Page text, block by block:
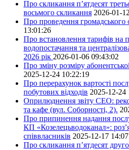
Про скликання п’ятдесят
восьмого скликання 2026-01-
Про проведення громадського
13:01:26
Про встановлення тарифів на
водопостачання та
2026 рік 2026-01-06 09:43:02
Про зміну розміру
2025-12-24 10:22:19
Про перерахунок вартості
побутових відходів 2025-12-24
Оприлюднення звіту СЕО:
та кафе (вул. Соборності, 2).
Про припинення надання
КП «Козелецьводоканал»:
співвласників 2025-12-17
Про скликання п’ятдесят